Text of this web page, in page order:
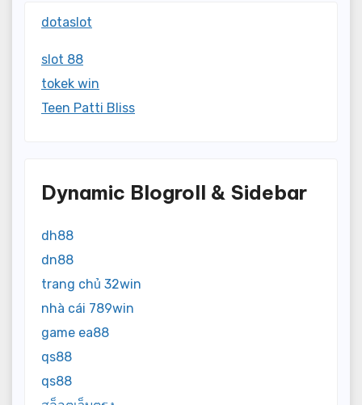
dotaslot
slot 88
tokek win
Teen Patti Bliss
Dynamic Blogroll & Sidebar
dh88
dn88
trang chủ 32win
nhà cái 789win
game ea88
qs88
qs88